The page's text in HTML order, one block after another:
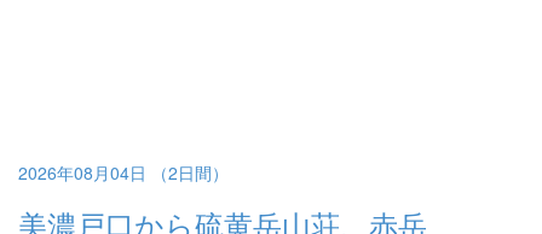
2026年08月04日 （2日間）
美濃戸口から硫黄岳山荘、赤岳